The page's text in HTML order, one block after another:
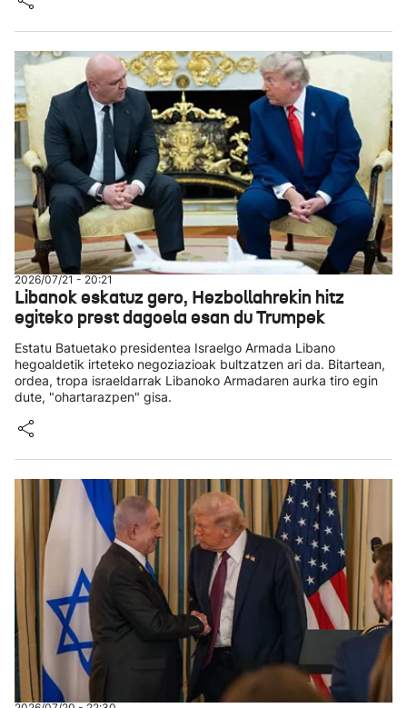
2026/07/21 - 20:21
Libanok eskatuz gero, Hezbollahrekin hitz
egiteko prest dagoela esan du Trumpek
Estatu Batuetako presidentea Israelgo Armada Libano
hegoaldetik irteteko negoziazioak bultzatzen ari da. Bitartean,
ordea, tropa israeldarrak Libanoko Armadaren aurka tiro egin
dute, "ohartarazpen" gisa.